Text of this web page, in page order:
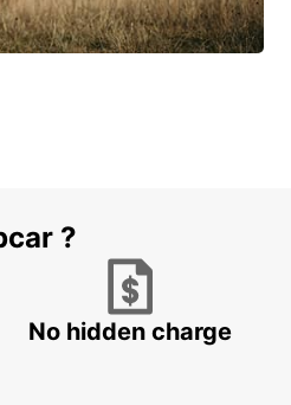
?
No hidden charge